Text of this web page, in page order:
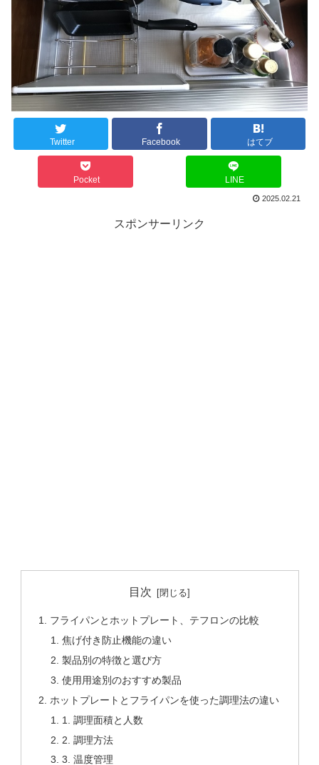
Twitter Facebook はてブ
Pocket LINE
2025.02.21
スポンサーリンク
目次
フライパンとホットプレート、テフロンの比較
焦げ付き防止機能の違い
製品別の特徴と選び方
使用用途別のおすすめ製品
ホットプレートとフライパンを使った調理法の違い
1. 調理面積と人数
2. 調理方法
3. 温度管理